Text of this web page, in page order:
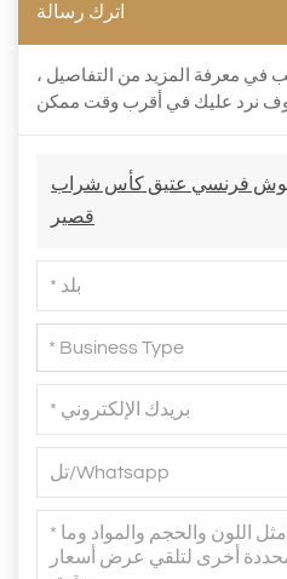
اترك رسالة
في معرفة المزيد من التفاصيل ،
فرنسي عتيق كأس شراب
قصير